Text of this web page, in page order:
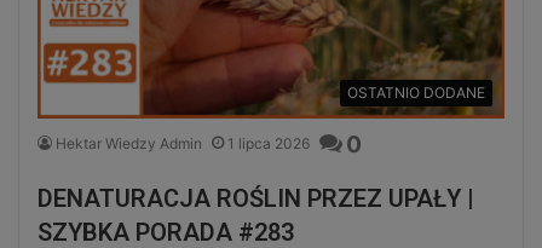
OSTATNIO DODANE
Hektar Wiedzy Admin 1 lipca 2026 0
DENATURACJA ROŚLIN PRZEZ UPAŁY |
SZYBKA PORADA #283